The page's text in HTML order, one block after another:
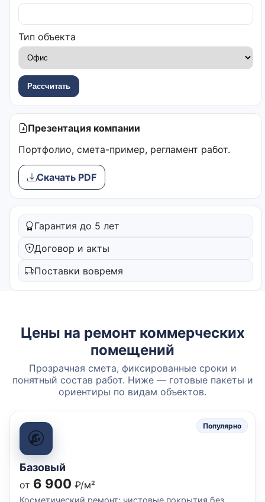
Тип объекта
Рассчитать
Презентация компании
Портфолио, смета-пример, регламент работ.
Скачать PDF
Гарантия до 5 лет
Договор и акты
Поставки вовремя
Цены на ремонт коммерческих
помещений
Прозрачная смета, фиксированные сроки и
понятный состав работ. Ниже — готовые пакеты и
ориентиры по видам объектов.
Популярно
Базовый
от 6 900 ₽/м²